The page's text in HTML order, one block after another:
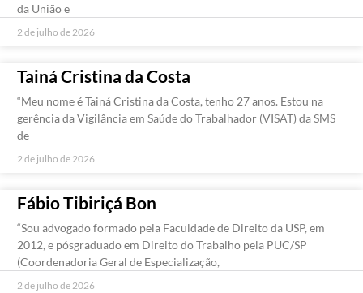
da União e
2 de julho de 2026
Tainá Cristina da Costa
“Meu nome é Tainá Cristina da Costa, tenho 27 anos. Estou na
gerência da Vigilância em Saúde do Trabalhador (VISAT) da SMS
de
2 de julho de 2026
Fábio Tibiriçá Bon
“Sou advogado formado pela Faculdade de Direito da USP, em
2012, e pósgraduado em Direito do Trabalho pela PUC/SP
(Coordenadoria Geral de Especialização,
2 de julho de 2026